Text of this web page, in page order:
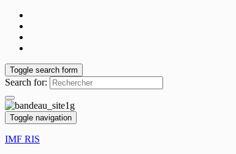
Toggle search form
Search for:
Toggle navigation
IMF RIS